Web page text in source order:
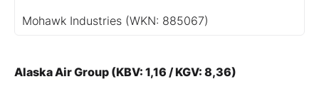
Mohawk Industries (WKN: 885067)
Alaska Air Group (KBV: 1,16 / KGV: 8,36)